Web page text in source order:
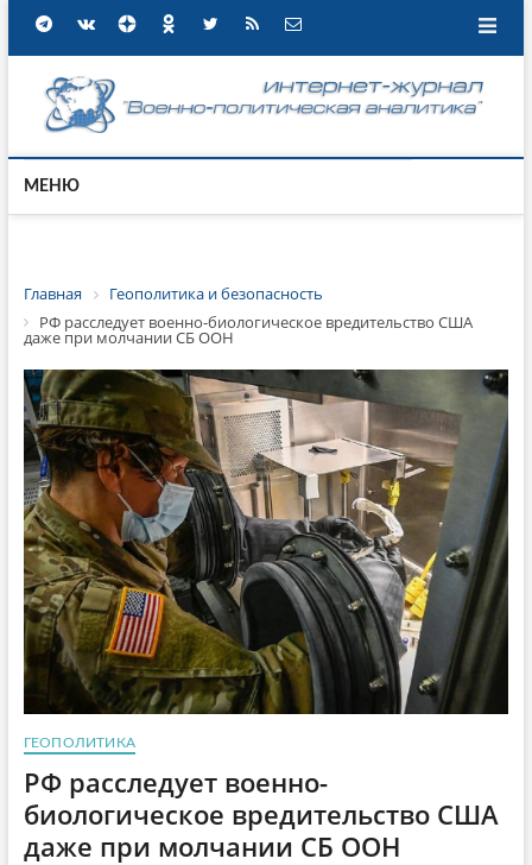
МЕНЮ
Главная
Геополитика и безопасность
РФ расследует военно-биологическое вредительство США
даже при молчании СБ ООН
ГЕОПОЛИТИКА
РФ расследует военно-
биологическое вредительство США
даже при молчании СБ ООН